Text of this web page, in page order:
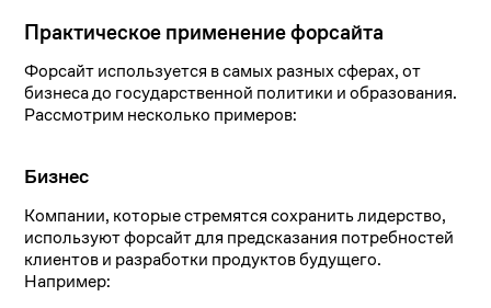
Практическое применение форсайта
Форсайт используется в самых разных сферах, от
бизнеса до государственной политики и образования.
Рассмотрим несколько примеров:
Бизнес
Компании, которые стремятся сохранить лидерство,
используют форсайт для предсказания потребностей
клиентов и разработки продуктов будущего.
Например: